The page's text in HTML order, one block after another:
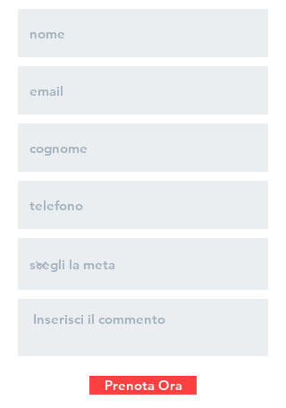
Prenota Ora